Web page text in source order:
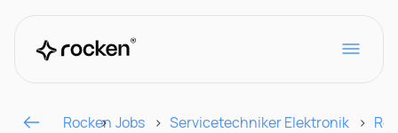
Rocken Jobs Servicetechniker Elektronik